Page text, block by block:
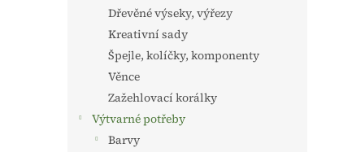
Dřevěné výseky, výřezy
Kreativní sady
Špejle, kolíčky, komponenty
Věnce
Zažehlovací korálky
Výtvarné potřeby
Barvy